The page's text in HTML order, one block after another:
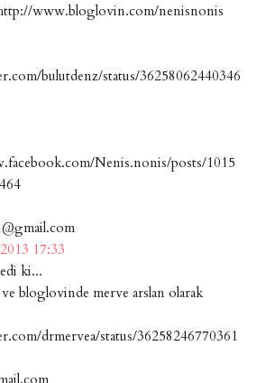
www.bloglovin.com/nenisnonis
bulutdenz/status/36258062440346
Nenis.nonis/posts/1015
17:33
ki...
bloglovinde merve arslan olarak
drmervea/status/36258246770361